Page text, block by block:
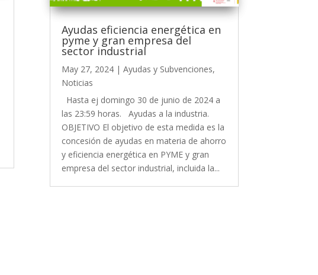
Ayudas eficiencia energética en
pyme y gran empresa del
sector industrial
May 27, 2024| Ayudas y Subvenciones,
Noticias
Hasta ej domingo 30 de junio de 2024 a
las 23:59 horas. Ayudas a la industria.
OBJETIVO El objetivo de esta medida es la
concesión de ayudas en materia de ahorro
y eficiencia energética en PYME y gran
empresa del sector industrial, incluida la...